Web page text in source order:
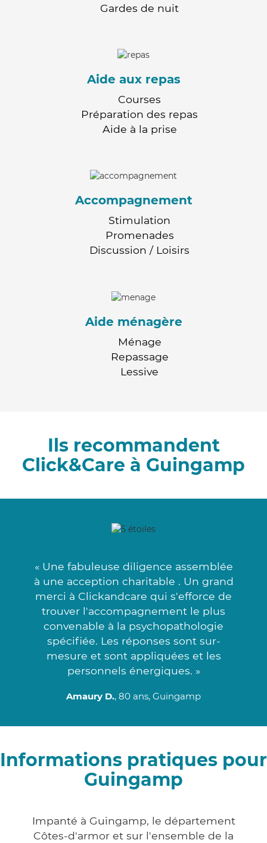
Gardes de nuit
Aide aux repas
Courses
Préparation des repas
Aide à la prise
Accompagnement
Stimulation
Promenades
Discussion / Loisirs
Aide ménagère
Ménage
Repassage
Lessive
Ils recommandent
Click&Care à Guingamp
« Une fabuleuse diligence assemblée
à une acception charitable . Un grand
merci à Clickandcare qui s'efforce de
trouver l'accompagnement le plus
convenable à la psychopathologie
spécifiée. Les réponses sont sur-
mesure et sont appliquées et les
personnels énergiques. »
Amaury D., 80 ans, Guingamp
Informations pratiques pour
Guingamp
Impanté à Guingamp, le département
Côtes-d'armor et sur l'ensemble de la